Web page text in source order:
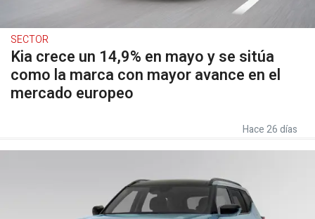
SECTOR
Kia crece un 14,9% en mayo y se sitúa
como la marca con mayor avance en el
mercado europeo
Hace 26 días